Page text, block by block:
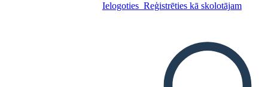
Ielogoties Reģistrēties kā skolotājamומתנגדי
Kopējiet šo stāstu tabulu
IZVEIDOT STĀSTU SHĒMU